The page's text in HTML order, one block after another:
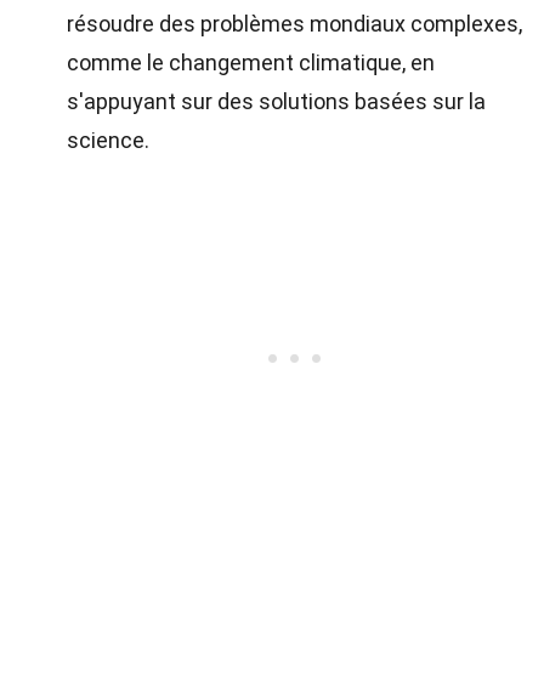
résoudre des problèmes mondiaux complexes,
comme le changement climatique, en
s'appuyant sur des solutions basées sur la
science.